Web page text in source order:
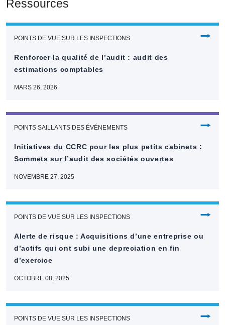
Ressources
POINTS DE VUE SUR LES INSPECTIONS ⭢
Renforcer la qualité de l’audit : audit des
estimations comptables
MARS 26, 2026
POINTS SAILLANTS DES ÉVÉNEMENTS ⭢
Initiatives du CCRC pour les plus petits cabinets :
Sommets sur l’audit des sociétés ouvertes
NOVEMBRE 27, 2025
POINTS DE VUE SUR LES INSPECTIONS ⭢
Alerte de risque : Acquisitions d’une entreprise ou
d’actifs qui ont subi une depreciation en fin
d’exercice
OCTOBRE 08, 2025
POINTS DE VUE SUR LES INSPECTIONS ⭢